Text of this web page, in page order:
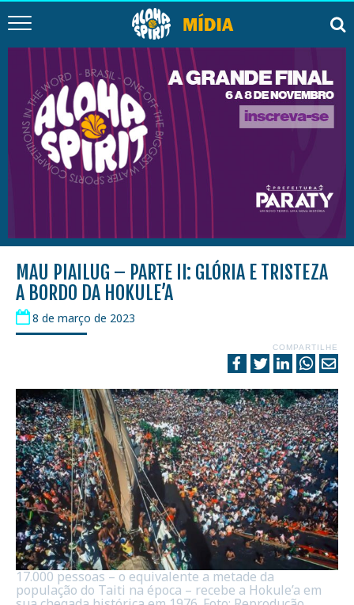
MAU PIAILUG – PARTE II: GLÓRIA E TRISTEZA
A BORDO DA HOKULE’A
8 de março de 2023
COMPARTILHE
17.000 pessoas – o equivalente a metade da
população do Taiti na época – recebe a Hokule’a em